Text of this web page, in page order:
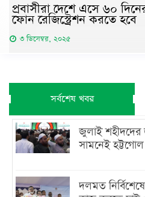
প্রবাসীরা দেশে এসে ৬০
ফোন রেজিস্ট্রেশন করতে হবে
৩ ডিসেম্বর, ২০২৫
সর্বশেষ খবর
জুলাই শহীদদের
সামনেই হট্টগোল
দলমত